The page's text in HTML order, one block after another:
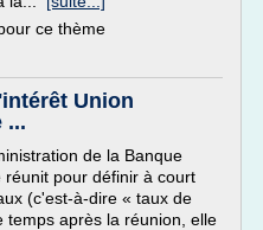
ce thème
Union
...
de la Banque
pour définir à court
(c'est-à-dire « taux de
temps après la réunion, elle